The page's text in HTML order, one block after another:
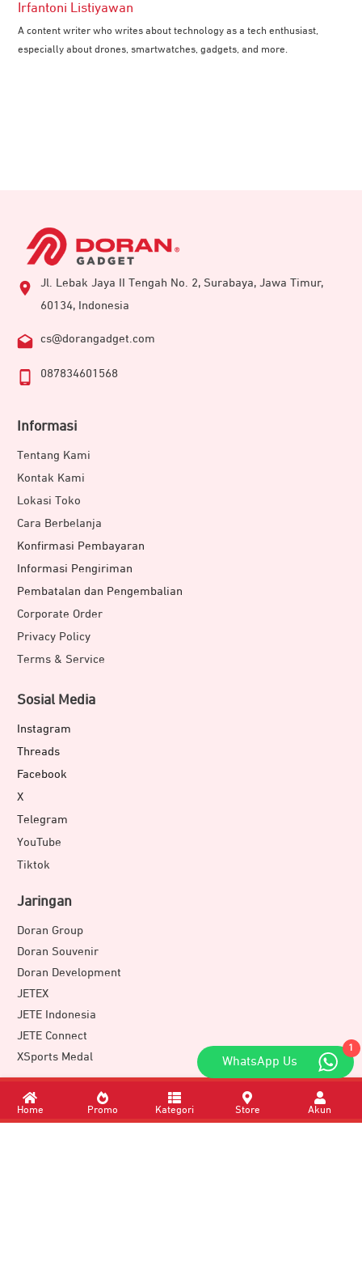
Irfantoni Listiyawan
A content writer who writes about technology as a tech enthusiast,
especially about drones, smartwatches, gadgets, and more.
Jl. Lebak Jaya II Tengah No. 2, Surabaya, Jawa Timur,
60134, Indonesia
cs@dorangadget.com
087834601568
Informasi
Tentang Kami
Kontak Kami
Lokasi Toko
Cara Berbelanja
Konfirmasi Pembayaran
Informasi Pengiriman
Pembatalan dan Pengembalian
Corporate Order
Privacy Policy
Terms & Service
Sosial Media
Instagram
Threads
Facebook
X
Telegram
YouTube
Tiktok
Jaringan
Doran Group
Doran Souvenir
Doran Development
JETEX
JETE Indonesia
JETE Connect
XSports Medal
Download Apps
1
WhatsApp Us
Home Promo Kategori Store Akun